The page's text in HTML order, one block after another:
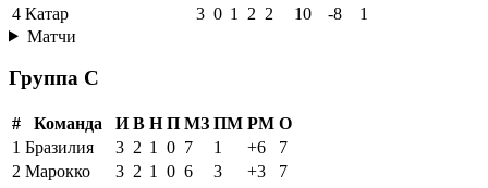
4 Катар 3 0 1 2 2 10 -8
1
Матчи
Группа C
# Команда И В Н П МЗ ПМ РМ О
1 Бразилия 3 2 1 0 7 1 +6
7
2 Марокко 3 2 1 0 6 3 +3
7